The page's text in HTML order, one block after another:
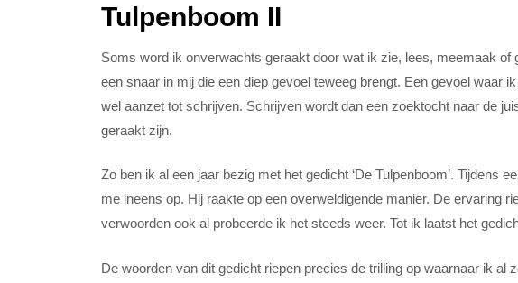
Tulpenboom II
Soms word ik onverwachts geraakt door wat ik zie, lees, meemaak of
een snaar in mij die een diep gevoel teweeg brengt. Een gevoel waar
wel aanzet tot schrijven. Schrijven wordt dan een zoektocht naar de
geraakt zijn.
Zo ben ik al een jaar bezig met het gedicht ‘De Tulpenboom’. Tijdens
me ineens op. Hij raakte op een overweldigende manier. De ervaring
verwoorden ook al probeerde ik het steeds weer. Tot ik laatst het
De woorden van dit gedicht riepen precies de trilling op waarnaar ik al